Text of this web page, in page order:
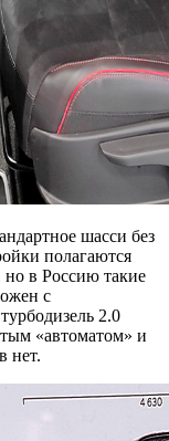
шасси без
полагаются
но в Россию такие
с
2.0
«автоматом» и
нет.